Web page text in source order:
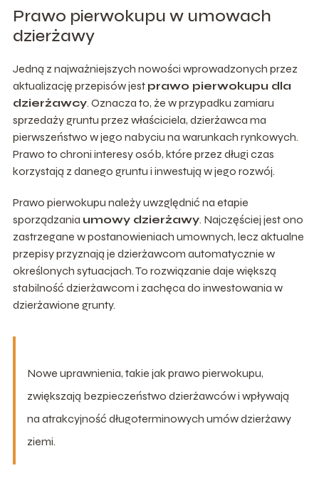
Prawo pierwokupu w umowach
dzierżawy
Jedną z najważniejszych nowości wprowadzonych przez
aktualizację przepisów jest prawo pierwokupu dla
dzierżawcy. Oznacza to, że w przypadku zamiaru
sprzedaży gruntu przez właściciela, dzierżawca ma
pierwszeństwo w jego nabyciu na warunkach rynkowych.
Prawo to chroni interesy osób, które przez długi czas
korzystają z danego gruntu i inwestują w jego rozwój.
Prawo pierwokupu należy uwzględnić na etapie
sporządzania umowy dzierżawy. Najczęściej jest ono
zastrzegane w postanowieniach umownych, lecz aktualne
przepisy przyznają je dzierżawcom automatycznie w
określonych sytuacjach. To rozwiązanie daje większą
stabilność dzierżawcom i zachęca do inwestowania w
dzierżawione grunty.
Nowe uprawnienia, takie jak prawo pierwokupu,
zwiększają bezpieczeństwo dzierżawców i wpływają
na atrakcyjność długoterminowych umów dzierżawy
ziemi.